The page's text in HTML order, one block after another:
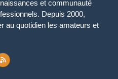
et communauté
Depuis 2000,
au quotidien les amateurs et